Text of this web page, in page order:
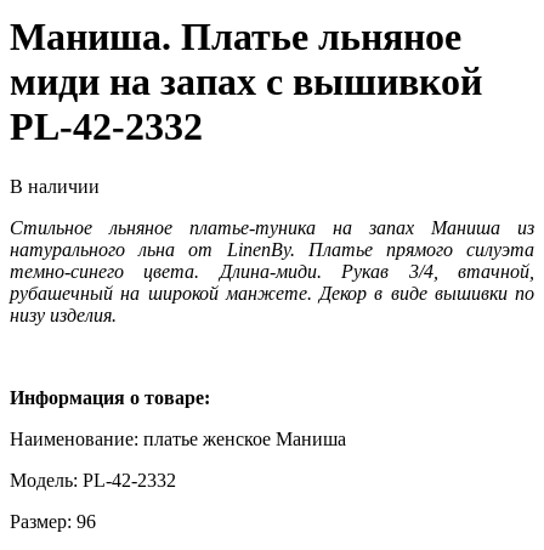
Маниша. Платье льняное
миди на запах с вышивкой
PL-42-2332
В наличии
Стильное льняное платье-туника на запах Маниша из
натурального льна от LinenBy. Платье прямого силуэта
темно-синего цвета. Длина-миди. Рукав 3/4, втачной,
рубашечный на широкой манжете. Декор в виде вышивки по
низу изделия.
Информация о товаре:
Наименование: платье женское Маниша
Модель: PL-42-2332
Размер: 96